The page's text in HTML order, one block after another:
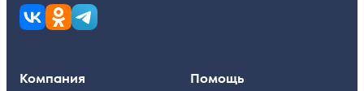
Компания Помощь